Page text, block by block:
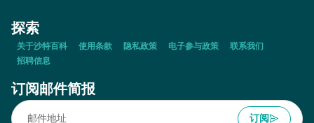
探索
关于沙特百科 使用条款 隐私政策 电子参与政策
联系我们
招聘信息
订阅邮件简报
订阅